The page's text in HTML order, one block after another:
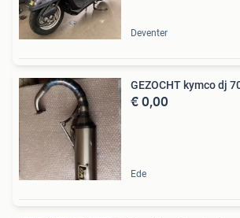
Deventer
GEZOCHT
€ 0,00
Ede